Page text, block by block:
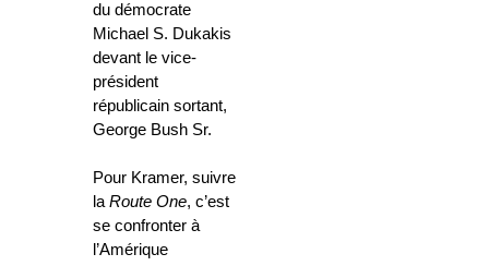
du démocrate
Michael S. Dukakis
devant le vice-
président
républicain sortant,
George Bush Sr.
Pour Kramer, suivre
laRoute One, c’est
se confronter à
l’Amérique